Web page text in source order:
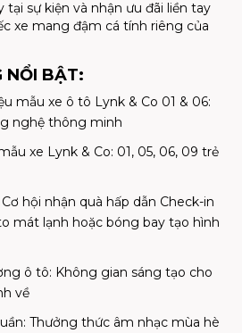
tại sự kiện và nhận ưu đãi liền tay
xe mang đậm cá tính riêng của
NỔI BẬT:
mẫu xe ô tô Lynk & Co 01 & 06:
nghệ thông minh
xe Lynk & Co: 01, 05, 06, 09 trẻ
hội nhận quà hấp dẫn Check-in
mát lạnh hoặc bóng bay tạo hình
ô tô: Không gian sáng tạo cho
về
Thưởng thức âm nhạc mùa hè